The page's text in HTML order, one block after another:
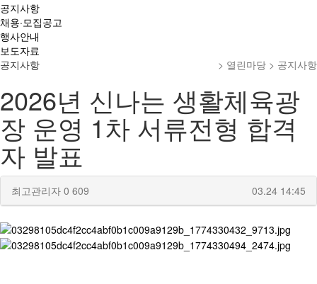
공지사항
채용·모집공고
행사안내
보도자료
> 열린마당 > 공지사항
공지사항
2026년 신나는 생활체육광
장 운영 1차 서류전형 합격
자 발표
최고관리자 0 609 03.24 14:45